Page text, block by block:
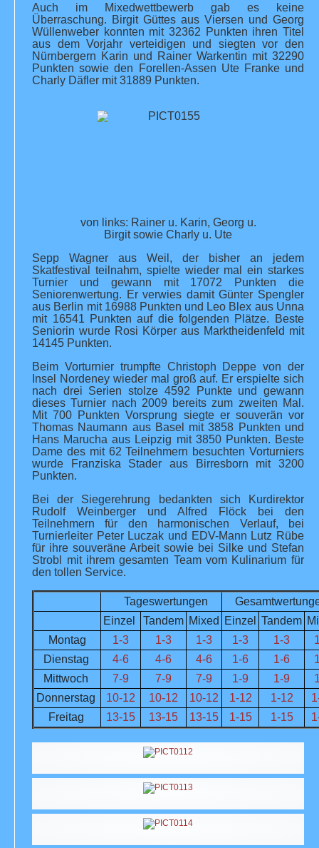
Auch im Mixedwettbewerb gab es keine
Überraschung. Birgit Güttes aus Viersen und Georg
Wüllenweber konnten mit 32362 Punkten ihren Titel
aus dem Vorjahr verteidigen und siegten vor den
Nürnbergern Karin und Rainer Warkentin mit 32290
Punkten sowie den Forellen-Assen Ute Franke und
Charly Däfler mit 31889 Punkten.
von links: Rainer u. Karin, Georg u.
Birgit sowie Charly u. Ute
Sepp Wagner aus Weil, der bisher an jedem
Skatfestival teilnahm, spielte wieder mal ein starkes
Turnier und gewann mit 17072 Punkten die
Seniorenwertung. Er verwies damit Günter Spengler
aus Berlin mit 16988 Punkten und Leo Blex aus Unna
mit 16541 Punkten auf die folgenden Plätze. Beste
Seniorin wurde Rosi Körper aus Marktheidenfeld mit
14145 Punkten.
Beim Vorturnier trumpfte Christoph Deppe von der
Insel Nordeney wieder mal groß auf. Er erspielte sich
nach drei Serien stolze 4592 Punkte und gewann
dieses Turnier nach 2009 bereits zum zweiten Mal.
Mit 700 Punkten Vorsprung siegte er souverän vor
Thomas Naumann aus Basel mit 3858 Punkten und
Hans Marucha aus Leipzig mit 3850 Punkten. Beste
Dame des mit 62 Teilnehmern besuchten Vorturniers
wurde Franziska Stader aus Birresborn mit 3200
Punkten.
Bei der Siegerehrung bedankten sich Kurdirektor
Rudolf Weinberger und Alfred Flöck bei den
Teilnehmern für den harmonischen Verlauf, bei
Turnierleiter Peter Luczak und EDV-Mann Lutz Rübe
für ihre souveräne Arbeit sowie bei Silke und Stefan
Strobl mit ihrem gesamten Team vom Kulinarium für
den tollen Service.
Tageswertungen
Einzel
Tandem Mixed Einzel Tandem
Montag
1-3 1-3 1-3 1-3 1-3
Dienstag
4-6 4-6 4-6 1-6 1-6
Mittwoch
7-9 7-9 7-9 1-9 1-9
Donnerstag
10-12 10-12 10-12 1-12 1-12
Freitag
13-15 13-15 13-15 1-15 1-15